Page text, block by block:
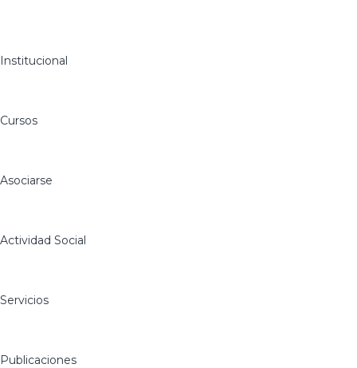
Institucional
Cursos
Asociarse
Actividad Social
Servicios
Publicaciones